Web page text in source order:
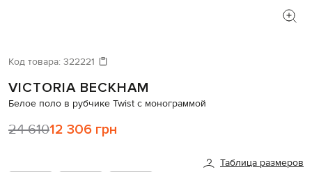
Код товара: 322221
VICTORIA BECKHAM
Белое поло в рубчике Twist с монограммой
24 61012 306 грн
Таблица размеров